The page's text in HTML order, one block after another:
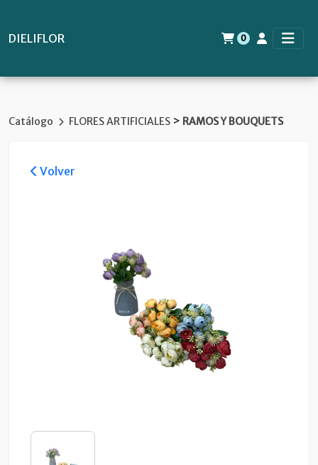
DIELIFLOR 0
Catálogo FLORES ARTIFICIALES > RAMOS Y BOUQUETS
Volver